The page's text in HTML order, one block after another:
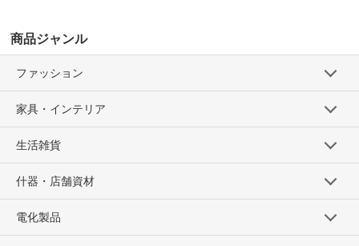
商品ジャンル
ファッション
家具・インテリア
生活雑貨
什器・店舗資材
電化製品